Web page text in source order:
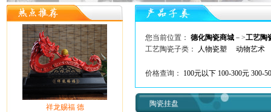
祥龙赐福 德
您当前位置： 德化陶瓷商城－>工艺陶
工艺陶瓷子类：
人物瓷塑 动物艺术
价格查询： 100元以下 100-300元 300-
陶瓷挂盘